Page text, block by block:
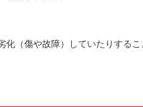
（傷や故障）していたりする